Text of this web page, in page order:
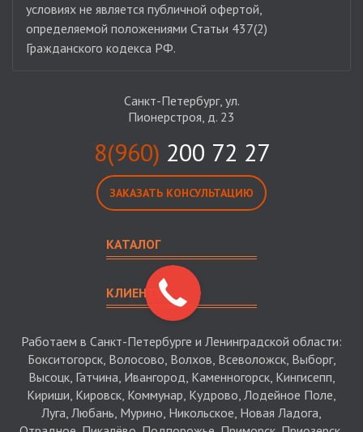
условиях не является публичной офертой,
определяемой положениями Статьи 437(2)
Гражданского кодекса РФ.
Санкт-Петербург, ул.
Пионерстроя, д. 23
8(960) 200 72 27
ЗАКАЗАТЬ КОНСУЛЬТАЦИЮ
КАТАЛОГ
КЛИЕНТУ
Работаем в Санкт-Петербурге и Ленинградской области:
Бокситогорск, Волосово, Волхов, Всеволожск, Выборг,
Высоцк, Гатчина, Ивангород, Каменногорск, Кингисепп,
Кириши, Кировск, Коммунар, Кудрово, Лодейное Поле,
Луга, Любань, Мурино, Никольское, Новая Ладога,